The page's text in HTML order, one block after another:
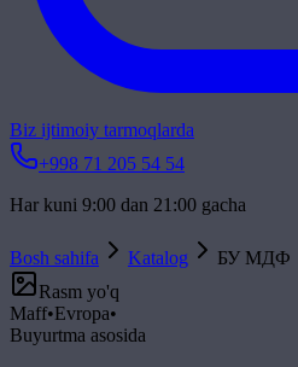
Biz ijtimoiy tarmoqlarda
+998 71 205 54 54
Har kuni 9:00 dan 21:00 gacha
Bosh sahifa Katalog
БУ МДФ
Rasm yo'q
Maff•Evropa•
Buyurtma asosida